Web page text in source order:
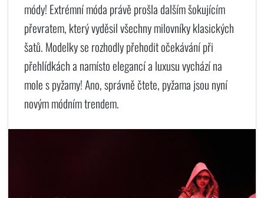
módy! Extrémní móda právě prošla dalším šokujícím
převratem, který vyděsil všechny milovníky klasických
šatů. Modelky se rozhodly přehodit očekávání při
přehlídkách a namísto elegancí a luxusu vychází na
mole s pyžamy! Ano, správně čtete, pyžama jsou nyní
novým módním trendem.